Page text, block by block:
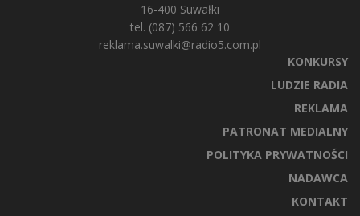
16-400 Suwałki
tel. (087) 566 62 10
reklama.suwalki@radio5.com.pl
KONKURSY
LUDZIE RADIA
REKLAMA
PATRONAT MEDIALNY
POLITYKA PRYWATNOŚCI
NADAWCA
KONTAKT